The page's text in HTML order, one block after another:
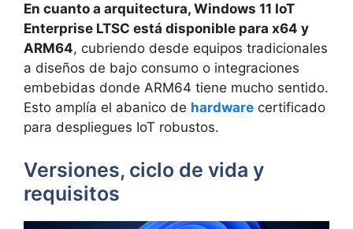
En cuanto a arquitectura, Windows 11 IoT
Enterprise LTSC está disponible para x64 y
ARM64, cubriendo desde equipos tradicionales
a diseños de bajo consumo o integraciones
embebidas donde ARM64 tiene mucho sentido.
Esto amplía el abanico de hardware certificado
para despliegues IoT robustos.
Versiones, ciclo de vida y
requisitos